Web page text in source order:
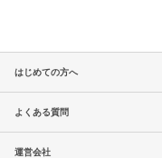
はじめての方へ
よくある質問
運営会社